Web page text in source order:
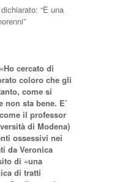
“È una
cercato di
coloro che gli
come si
non sta bene. E’
il professor
di Modena)
ossessivi nei
da Veronica
di «una
di tratti